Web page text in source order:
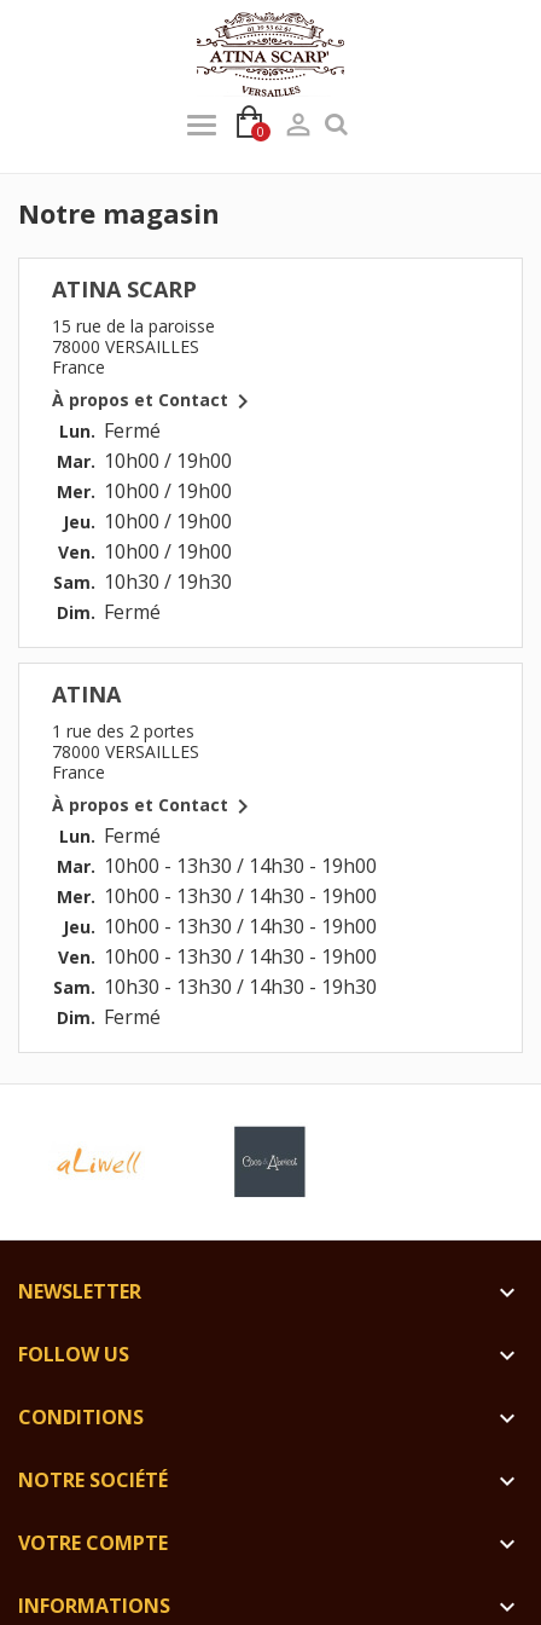
0 
Notre magasin
ATINA SCARP
15 rue de la paroisse
78000 VERSAILLES
France
À propos et Contact 
Lun. Fermé
Mar. 10h00 / 19h00
Mer. 10h00 / 19h00
Jeu. 10h00 / 19h00
Ven. 10h00 / 19h00
Sam. 10h30 / 19h30
Dim. Fermé
ATINA
1 rue des 2 portes
78000 VERSAILLES
France
À propos et Contact 
Lun. Fermé
Mar. 10h00 - 13h30 / 14h30 - 19h00
Mer. 10h00 - 13h30 / 14h30 - 19h00
Jeu. 10h00 - 13h30 / 14h30 - 19h00
Ven. 10h00 - 13h30 / 14h30 - 19h00
Sam. 10h30 - 13h30 / 14h30 - 19h30
Dim. Fermé
NEWSLETTER 
FOLLOW US 
CONDITIONS 
NOTRE SOCIÉTÉ 
VOTRE COMPTE 
INFORMATIONS 